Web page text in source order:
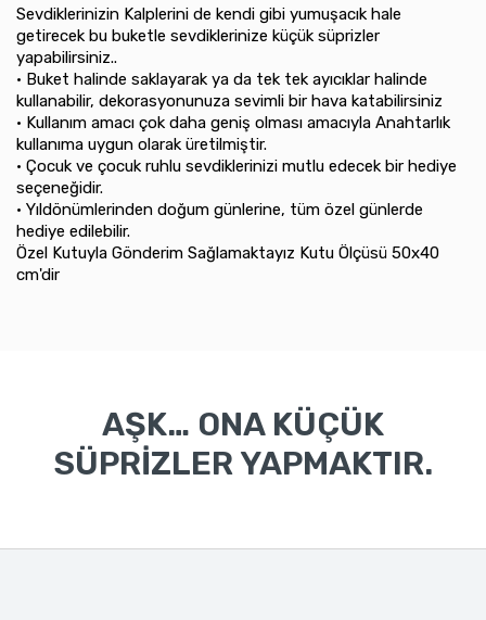
Sevdiklerinizin Kalplerini de kendi gibi yumuşacık hale
getirecek bu buketle sevdiklerinize küçük süprizler
yapabilirsiniz..
• Buket halinde saklayarak ya da tek tek ayıcıklar halinde
kullanabilir, dekorasyonunuza sevimli bir hava katabilirsiniz
• Kullanım amacı çok daha geniş olması amacıyla Anahtarlık
kullanıma uygun olarak üretilmiştir.
• Çocuk ve çocuk ruhlu sevdiklerinizi mutlu edecek bir hediye
seçeneğidir.
• Yıldönümlerinden doğum günlerine, tüm özel günlerde
hediye edilebilir.
Özel Kutuyla Gönderim Sağlamaktayız Kutu Ölçüsü 50x40
cm'dir
AŞK… ONA KÜÇÜK
SÜPRİZLER YAPMAKTIR.